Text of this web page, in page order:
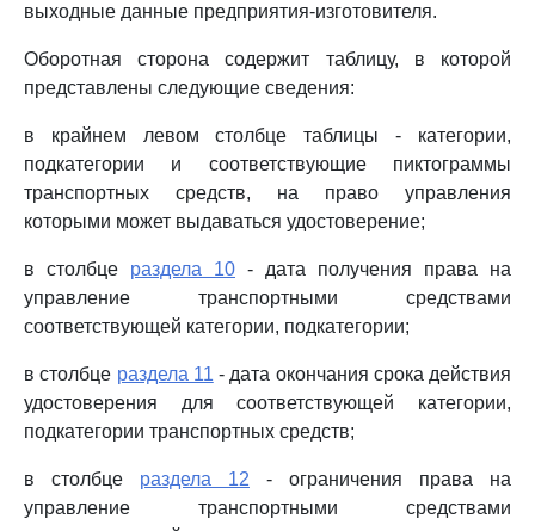
выходные данные предприятия-изготовителя.
Оборотная сторона содержит таблицу, в которой
представлены следующие сведения:
в крайнем левом столбце таблицы - категории,
подкатегории и соответствующие пиктограммы
транспортных средств, на право управления
которыми может выдаваться удостоверение;
в столбце раздела 10 - дата получения права на
управление транспортными средствами
соответствующей категории, подкатегории;
в столбце раздела 11 - дата окончания срока действия
удостоверения для соответствующей категории,
подкатегории транспортных средств;
в столбце раздела 12 - ограничения права на
управление транспортными средствами